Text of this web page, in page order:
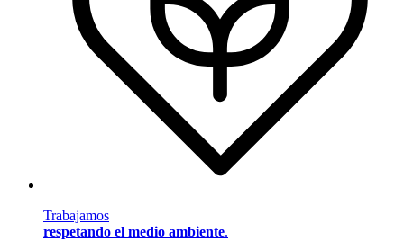
Trabajamos
respetando el medio ambiente.